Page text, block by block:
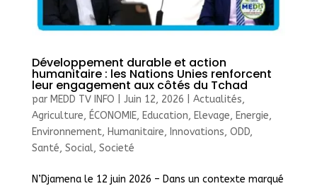
Développement durable et action
humanitaire : les Nations Unies renforcent
leur engagement aux côtés du Tchad
par MEDD TV INFO Juin 12, 2026 Actualités,
Agriculture, ÉCONOMIE, Education, Elevage, Energie,
Environnement, Humanitaire, Innovations, ODD,
Santé, Social, Societé
N’Djamena le 12 juin 2026 – Dans un contexte marqué